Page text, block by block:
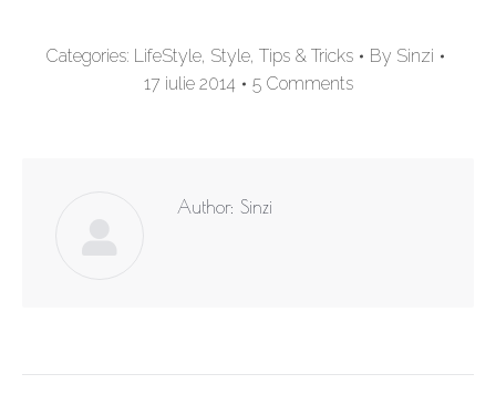
Categories: LifeStyle, Style, Tips & Tricks By Sinzi
17 iulie 2014
5 Comments
Author: Sinzi